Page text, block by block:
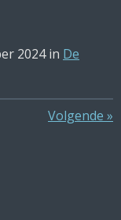
2024 in De
Volgende »